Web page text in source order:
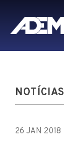
NOTÍCIAS
26 JAN 2018